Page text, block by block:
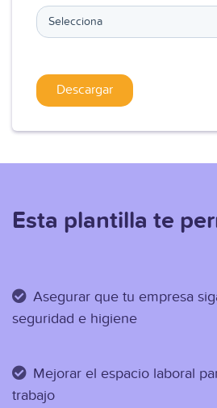
Esta plantilla te
Asegurar que tu empresa
seguridad e higiene
Mejorar el espacio laboral
trabajo